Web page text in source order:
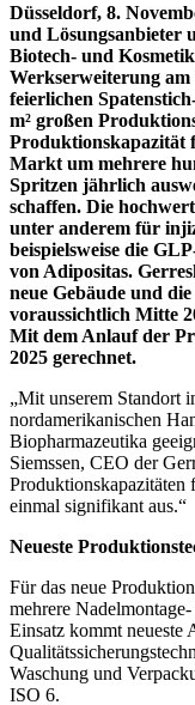
Düsseldorf, 8.
und Lösungsanbieter
Biotech- und
Werkserweiterung
feierlichen
m² großen
Produktionskapazität
Markt um mehrere
Spritzen jährlich
schaffen. Die
unter anderem für
beispielsweise die
von Adipositas.
neue Gebäude und
voraussichtlich Mitte
Mit dem Anlauf der
2025 gerechnet.
„Mit unserem Standort
nordamerikanischen
Biopharmazeutika
Siemssen, CEO der
Produktionskapazitäten
einmal signifikant aus.“
Neueste
Für das neue
mehrere
Einsatz kommt neueste
Waschung und
ISO 6.